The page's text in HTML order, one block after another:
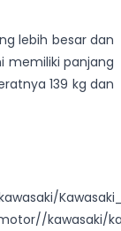
lebih besar dan
memiliki panjang
139 kg dan
kawasaki/